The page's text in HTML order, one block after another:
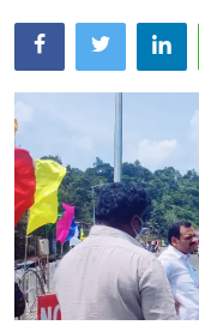
വിനോദം
ആരോഗ്യം
സാങ്കേതിക വിദ്യ
Gallery